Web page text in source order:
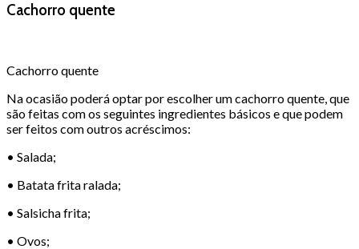
Cachorro quente
Cachorro quente
Na ocasião poderá optar por escolher um cachorro quente, que
são feitas com os seguintes ingredientes básicos e que podem
ser feitos com outros acréscimos:
• Salada;
• Batata frita ralada;
• Salsicha frita;
• Ovos;